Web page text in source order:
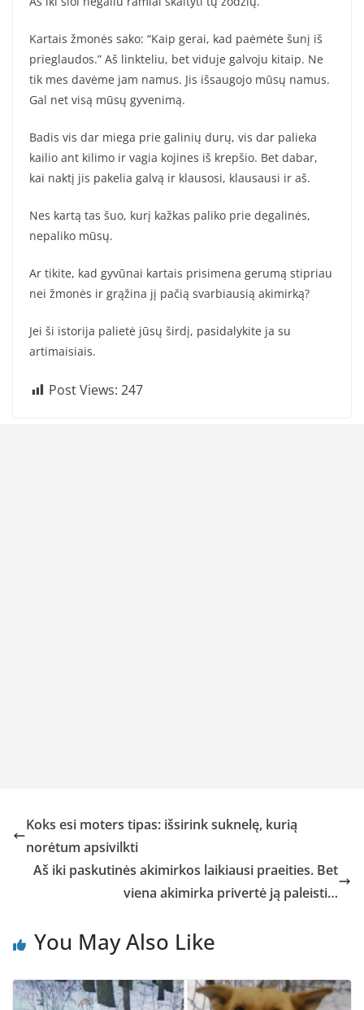
Kartais žmonės sako: “Kaip gerai, kad paėmėte šunį iš
prieglaudos.” Aš linkteliu, bet viduje galvoju kitaip. Ne
tik mes davėme jam namus. Jis išsaugojo mūsų namus.
Gal net visą mūsų gyvenimą.
Badis vis dar miega prie galinių durų, vis dar palieka
kailio ant kilimo ir vagia kojines iš krepšio. Bet dabar,
kai naktį jis pakelia galvą ir klausosi, klausausi ir aš.
Nes kartą tas šuo, kurį kažkas paliko prie degalinės,
nepaliko mūsų.
Ar tikite, kad gyvūnai kartais prisimena gerumą stipriau
nei žmonės ir grąžina jį pačią svarbiausią akimirką?
Jei ši istorija palietė jūsų širdį, pasidalykite ja su
artimaisiais.
Post Views: 247
Koks esi moters tipas: išsirink suknelę, kurią
norėtum apsivilkti
Aš iki paskutinės akimirkos laikiausi praeities. Bet
viena akimirka privertė ją paleisti…
You May Also Like